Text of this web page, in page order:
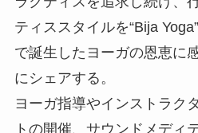
ティススタイルを“Bija
で誕生したヨーガの恩恵に
にシェアする。
ヨーガ指導やインストラク
トの開催、サウンドメディ